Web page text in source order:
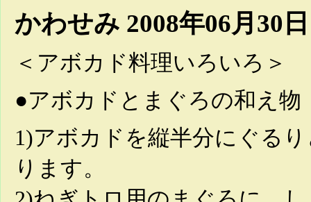
かわせみ 2008年06月30
＜アボカド料理いろいろ＞
●アボカドとまぐろの和え物
1)アボカドを縦半分にぐる
ります。